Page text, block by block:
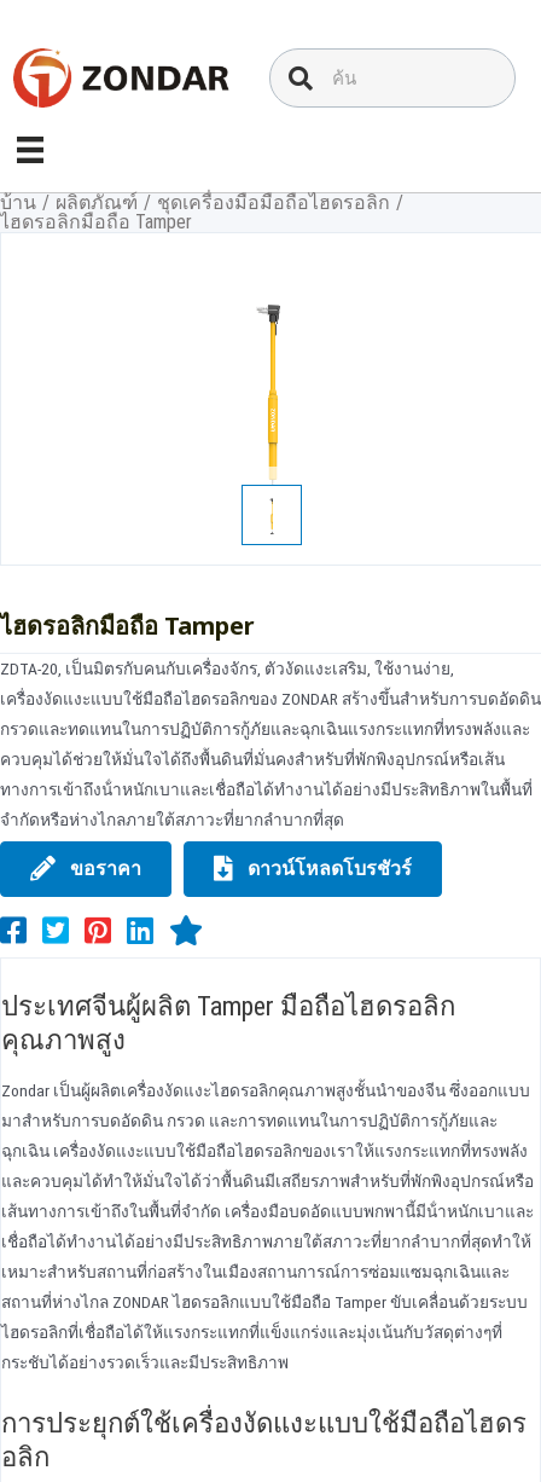
เนื้อหา
บ้าน / ผลิตภัณฑ์ / ชุดเครื่องมือมือถือไฮดรอลิก /
ไฮดรอลิกมือถือ Tamper
ไฮดรอลิกมือถือ Tamper
ZDTA-20, เป็นมิตรกับคนกับเครื่องจักร, ตัวงัดแงะเสริม, ใช้งานง่าย,
เครื่องงัดแงะแบบใช้มือถือไฮดรอลิกของ ZONDAR สร้างขึ้นสําหรับการบดอัดดิน
กรวดและทดแทนในการปฏิบัติการกู้ภัยและฉุกเฉินแรงกระแทกที่ทรงพลังและ
ควบคุมได้ช่วยให้มั่นใจได้ถึงพื้นดินที่มั่นคงสําหรับที่พักพิงอุปกรณ์หรือเส้น
ทางการเข้าถึงน้ําหนักเบาและเชื่อถือได้ทํางานได้อย่างมีประสิทธิภาพในพื้นที่
จํากัดหรือห่างไกลภายใต้สภาวะที่ยากลําบากที่สุด
ขอราคา ดาวน์โหลดโบรชัวร์
ประเทศจีนผู้ผลิต Tamper มือถือไฮดรอลิก
คุณภาพสูง
Zondar เป็นผู้ผลิตเครื่องงัดแงะไฮดรอลิกคุณภาพสูงชั้นนําของจีน ซึ่งออกแบบ
มาสําหรับการบดอัดดิน กรวด และการทดแทนในการปฏิบัติการกู้ภัยและ
ฉุกเฉิน เครื่องงัดแงะแบบใช้มือถือไฮดรอลิกของเราให้แรงกระแทกที่ทรงพลัง
และควบคุมได้ทําให้มั่นใจได้ว่าพื้นดินมีเสถียรภาพสําหรับที่พักพิงอุปกรณ์หรือ
เส้นทางการเข้าถึงในพื้นที่จํากัด เครื่องมือบดอัดแบบพกพานี้มีน้ําหนักเบาและ
เชื่อถือได้ทํางานได้อย่างมีประสิทธิภาพภายใต้สภาวะที่ยากลําบากที่สุดทําให้
เหมาะสําหรับสถานที่ก่อสร้างในเมืองสถานการณ์การซ่อมแซมฉุกเฉินและ
สถานที่ห่างไกล ZONDAR ไฮดรอลิกแบบใช้มือถือ Tamper ขับเคลื่อนด้วยระบบ
ไฮดรอลิกที่เชื่อถือได้ให้แรงกระแทกที่แข็งแกร่งและมุ่งเน้นกับวัสดุต่างๆที่
กระชับได้อย่างรวดเร็วและมีประสิทธิภาพ
การประยุกต์ใช้เครื่องงัดแงะแบบใช้มือถือไฮดร
อลิก